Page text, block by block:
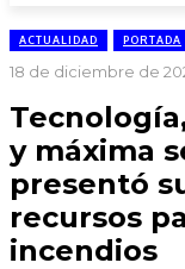
ACTUALIDAD PORTADA
18 de diciembre de
y máxima
presentó
recursos
incendios